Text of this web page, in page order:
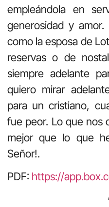
empleándola en
generosidad y
como la esposa de
reservas o de
siempre adelante
quiero mirar
para un cristiano,
fue peor. Lo que nos
mejor que lo que
Señor!.
PDF: https://